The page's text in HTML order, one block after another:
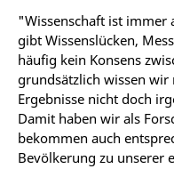
"Wissenschaft ist immer
gibt Wissenslücken,
häufig kein Konsens
grundsätzlich wissen wir
Ergebnisse nicht doch
Damit haben wir als
bekommen auch
Bevölkerung zu unserer